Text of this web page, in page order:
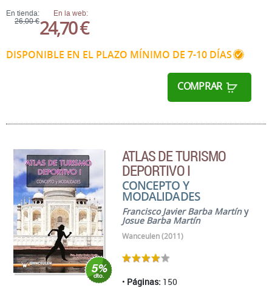
En tienda:
26,00 €
En la web:
24,70 €
DISPONIBLE EN EL PLAZO MÍNIMO DE 7-10 DÍAS
COMPRAR
ATLAS DE TURISMO
DEPORTIVO I
CONCEPTO Y
MODALIDADES
Francisco Javier Barba Martíny
Josue Barba Martín
Wanceulen (2011)
Páginas: 150